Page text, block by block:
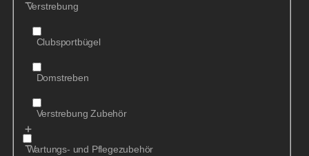
Verstrebung
Clubsportbügel
Domstreben
Verstrebung Zubehör
Wartungs- und Pflegezubehör